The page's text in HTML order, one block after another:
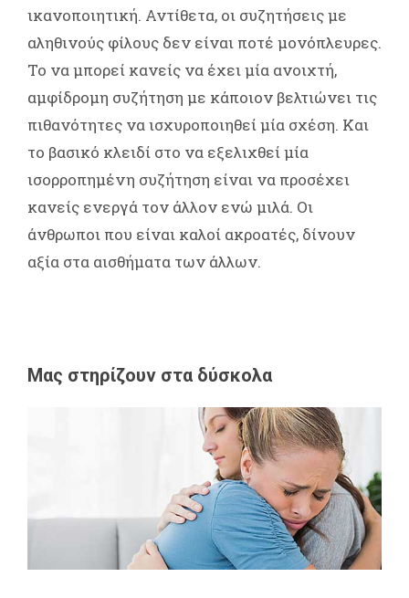
ικανοποιητική. Αντίθετα, οι συζητήσεις με
αληθινούς φίλους δεν είναι ποτέ μονόπλευρες.
Το να μπορεί κανείς να έχει μία ανοιχτή,
αμφίδρομη συζήτηση με κάποιον βελτιώνει τις
πιθανότητες να ισχυροποιηθεί μία σχέση. Και
το βασικό κλειδί στο να εξελιχθεί μία
ισορροπημένη συζήτηση είναι να προσέχει
κανείς ενεργά τον άλλον ενώ μιλά. Οι
άνθρωποι που είναι καλοί ακροατές, δίνουν
αξία στα αισθήματα των άλλων.
Μας στηρίζουν στα δύσκολα